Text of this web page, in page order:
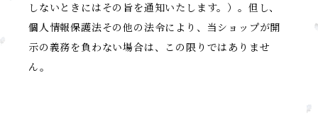
しないときにはその旨を通知いたします。）。但し、
個人情報保護法その他の法令により、当ショップが開
示の義務を負わない場合は、この限りではありませ
ん。